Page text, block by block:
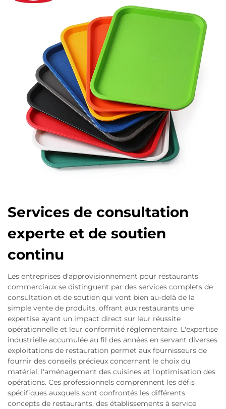
Services de consultation
experte et de soutien
continu
Les entreprises d'approvisionnement pour restaurants
commerciaux se distinguent par des services complets de
consultation et de soutien qui vont bien au-delà de la
simple vente de produits, offrant aux restaurants une
expertise ayant un impact direct sur leur réussite
opérationnelle et leur conformité réglementaire. L'expertise
industrielle accumulée au fil des années en servant diverses
exploitations de restauration permet aux fournisseurs de
fournir des conseils précieux concernant le choix du
matériel, l'aménagement des cuisines et l'optimisation des
opérations. Ces professionnels comprennent les défis
spécifiques auxquels sont confrontés les différents
concepts de restaurants, des établissements à service